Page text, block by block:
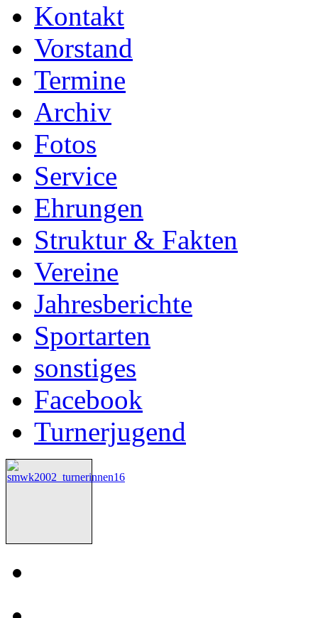
Kontakt
Vorstand
Termine
Archiv
Fotos
Service
Ehrungen
Struktur & Fakten
Vereine
Jahresberichte
Sportarten
sonstiges
Facebook
Turnerjugend